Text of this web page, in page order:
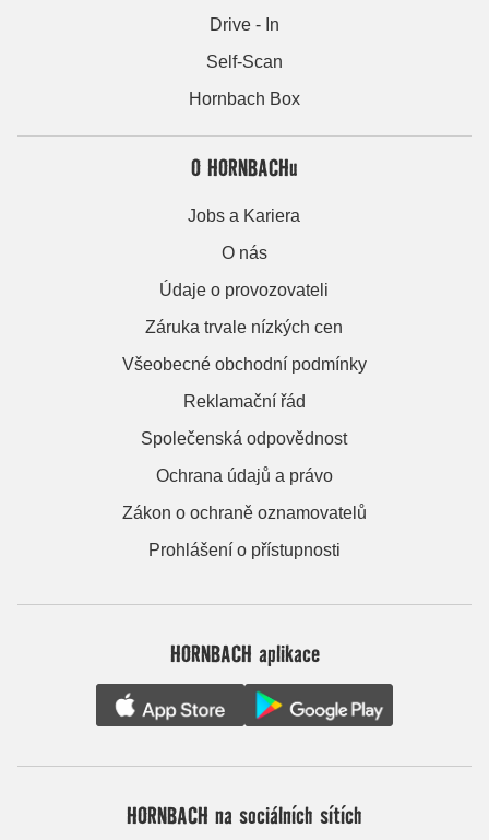
Drive - In
Self-Scan
Hornbach Box
O HORNBACHu
Jobs a Kariera
O nás
Údaje o provozovateli
Záruka trvale nízkých cen
Všeobecné obchodní podmínky
Reklamační řád
Společenská odpovědnost
Ochrana údajů a právo
Zákon o ochraně oznamovatelů
Prohlášení o přístupnosti
HORNBACH aplikace
HORNBACH na sociálních sítích